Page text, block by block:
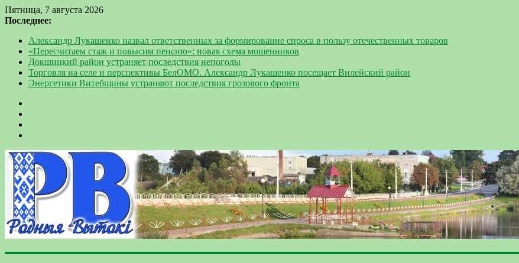
Пятница, 7 августа 2026
Последнее:
Александр Лукашенко назвал ответственных за формирование спроса в пользу отечественных товаров
«Пересчитаем стаж и повысим пенсию»: новая схема мошенников
Докшицкий район устраняет последствия непогоды
Торговля на селе и перспективы БелОМО. Александр Лукашенко посещает Вилейский район
Энергетики Витебщины устраняют последствия грозового фронта